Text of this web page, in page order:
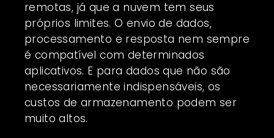
remotas, já que a nuvem tem seus
próprios limites. O envio de dados,
processamento e resposta nem sempre
é compatível com determinados
aplicativos. E para dados que não são
necessariamente indispensáveis, os
custos de armazenamento podem ser
muito altos.